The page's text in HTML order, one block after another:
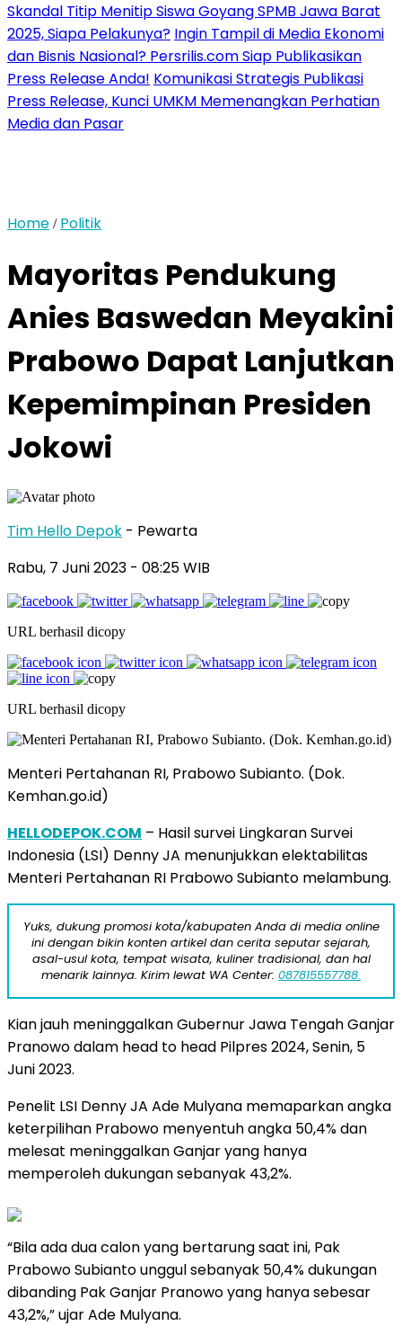
Skandal Titip Menitip Siswa Goyang SPMB Jawa Barat
2025, Siapa Pelakunya? Ingin Tampil di Media Ekonomi
dan Bisnis Nasional? Persrilis.com Siap Publikasikan
Press Release Anda! Komunikasi Strategis Publikasi
Press Release, Kunci UMKM Memenangkan Perhatian
Media dan Pasar
Home / Politik
Mayoritas Pendukung
Anies Baswedan Meyakini
Prabowo Dapat Lanjutkan
Kepemimpinan Presiden
Jokowi
Tim Hello Depok - Pewarta
Rabu, 7 Juni 2023 - 08:25 WIB
URL berhasil dicopy
URL berhasil dicopy
Menteri Pertahanan RI, Prabowo Subianto. (Dok.
Kemhan.go.id)
HELLODEPOK.COM – Hasil survei Lingkaran Survei
Indonesia (LSI) Denny JA menunjukkan elektabilitas
Menteri Pertahanan RI Prabowo Subianto melambung.
Yuks, dukung promosi kota/kabupaten Anda di media online
ini dengan bikin konten artikel dan cerita seputar sejarah,
asal-usul kota, tempat wisata, kuliner tradisional, dan hal
menarik lainnya. Kirim lewat WA Center: 087815557788.
Kian jauh meninggalkan Gubernur Jawa Tengah Ganjar
Pranowo dalam head to head Pilpres 2024, Senin, 5
Juni 2023.
Penelit LSI Denny JA Ade Mulyana memaparkan angka
keterpilihan Prabowo menyentuh angka 50,4% dan
melesat meninggalkan Ganjar yang hanya
memperoleh dukungan sebanyak 43,2%.
“Bila ada dua calon yang bertarung saat ini, Pak
Prabowo Subianto unggul sebanyak 50,4% dukungan
dibanding Pak Ganjar Pranowo yang hanya sebesar
43,2%,” ujar Ade Mulyana.